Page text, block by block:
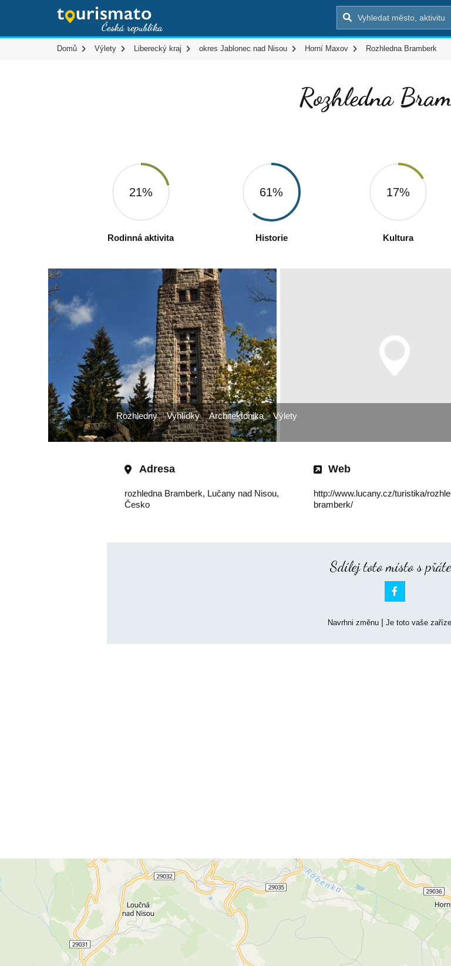
Domů Výlety Liberecký kraj okres Jablonec nad Nisou Horní Maxov Rozhledna Bramberk
Rozhledna
21%
Rodinná aktivita
61%
Historie
17%
Kultura
Adresa
rozhledna Bramberk, Lučany nad Nisou,
Česko
Web
http://www.lucany.cz/turistika/
bramberk/
Rozhledny Vyhlídky Architektonika Výlety
Sdílej toto místo s

Navrhni změnu| Je toto vaše